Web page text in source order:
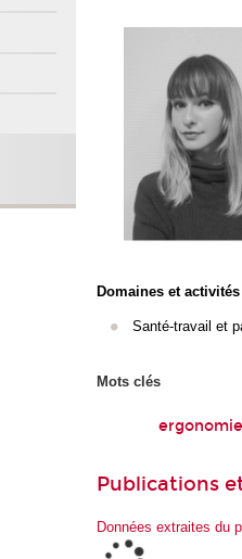
Domaines et
Santé-travail et
Mots clés
Publications
Données extraites du